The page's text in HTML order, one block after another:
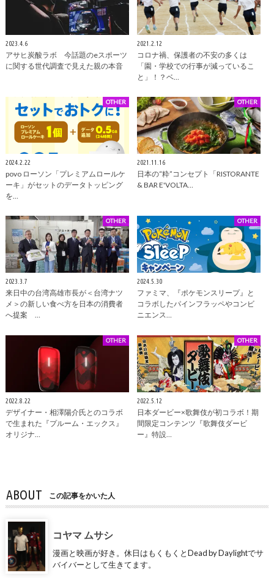
2023.4.6
アサヒ炭酸ラボ 今話題のeスポーツ
に関する世代調査で見えた親の本音
2021.2.12
コロナ禍、保護者の不安の多くは
「園・学校での行事が減っているこ
と」！？ベ…
OTHER
2024.2.22
povo ローソン「プレミアムロールケ
ーキ」がセットのデータトッピング
を…
OTHER
2021.11.16
日本の“粋”コンセプト「RISTORANTE
& BAR E'VOLTA…
OTHER
2023.3.7
来日中の台湾高雄市長が＜台湾ナツ
メ＞の新しい食べ方を日本の消費者
へ提案 …
OTHER
2024.5.30
ファミマ、『ポケモンスリープ』と
コラボしたパインフラッペやコンビ
ニエンス…
OTHER
2022.8.22
デザイナー・相澤陽介氏とのコラボ
で生まれた『プルーム・エックス』
オリジナ…
OTHER
2022.5.12
日本ダービー×歌舞伎が初コラボ！期
間限定コンテンツ『歌舞伎ダービ
ー』特設…
ABOUT この記事をかいた人
コヤマ ムサシ
漫画と映画が好き。休日はもくもくとDead by Daylightでサ
バイバーとして生きてます。